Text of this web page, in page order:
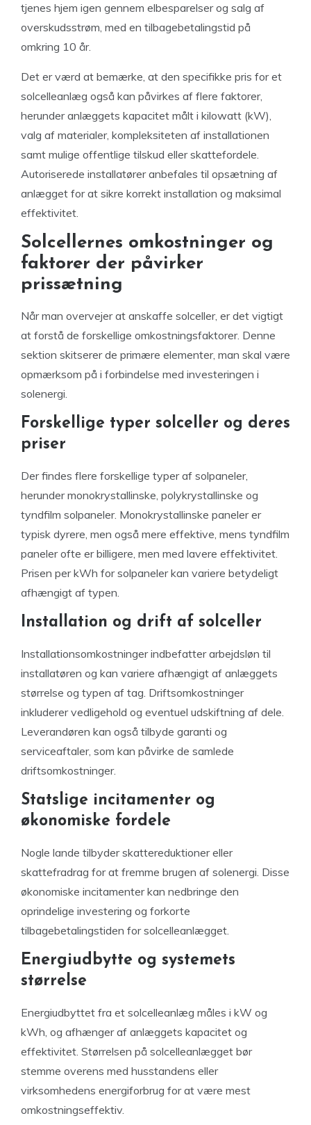
tjenes hjem igen gennem elbesparelser og salg af
overskudsstrøm, med en tilbagebetalingstid på
omkring 10 år.
Det er værd at bemærke, at den specifikke pris for et
solcelleanlæg også kan påvirkes af flere faktorer,
herunder anlæggets kapacitet målt i kilowatt (kW),
valg af materialer, kompleksiteten af installationen
samt mulige offentlige tilskud eller skattefordele.
Autoriserede installatører anbefales til opsætning af
anlægget for at sikre korrekt installation og maksimal
effektivitet.
Solcellernes omkostninger og
faktorer der påvirker
prissætning
Når man overvejer at anskaffe solceller, er det vigtigt
at forstå de forskellige omkostningsfaktorer. Denne
sektion skitserer de primære elementer, man skal være
opmærksom på i forbindelse med investeringen i
solenergi.
Forskellige typer solceller og deres
priser
Der findes flere forskellige typer af solpaneler,
herunder monokrystallinske, polykrystallinske og
tyndfilm solpaneler. Monokrystallinske paneler er
typisk dyrere, men også mere effektive, mens tyndfilm
paneler ofte er billigere, men med lavere effektivitet.
Prisen per kWh for solpaneler kan variere betydeligt
afhængigt af typen.
Installation og drift af solceller
Installationsomkostninger indbefatter arbejdsløn til
installatøren og kan variere afhængigt af anlæggets
størrelse og typen af tag. Driftsomkostninger
inkluderer vedligehold og eventuel udskiftning af dele.
Leverandøren kan også tilbyde garanti og
serviceaftaler, som kan påvirke de samlede
driftsomkostninger.
Statslige incitamenter og
økonomiske fordele
Nogle lande tilbyder skattereduktioner eller
skattefradrag for at fremme brugen af solenergi. Disse
økonomiske incitamenter kan nedbringe den
oprindelige investering og forkorte
tilbagebetalingstiden for solcelleanlægget.
Energiudbytte og systemets
størrelse
Energiudbyttet fra et solcelleanlæg måles i kW og
kWh, og afhænger af anlæggets kapacitet og
effektivitet. Størrelsen på solcelleanlægget bør
stemme overens med husstandens eller
virksomhedens energiforbrug for at være mest
omkostningseffektiv.